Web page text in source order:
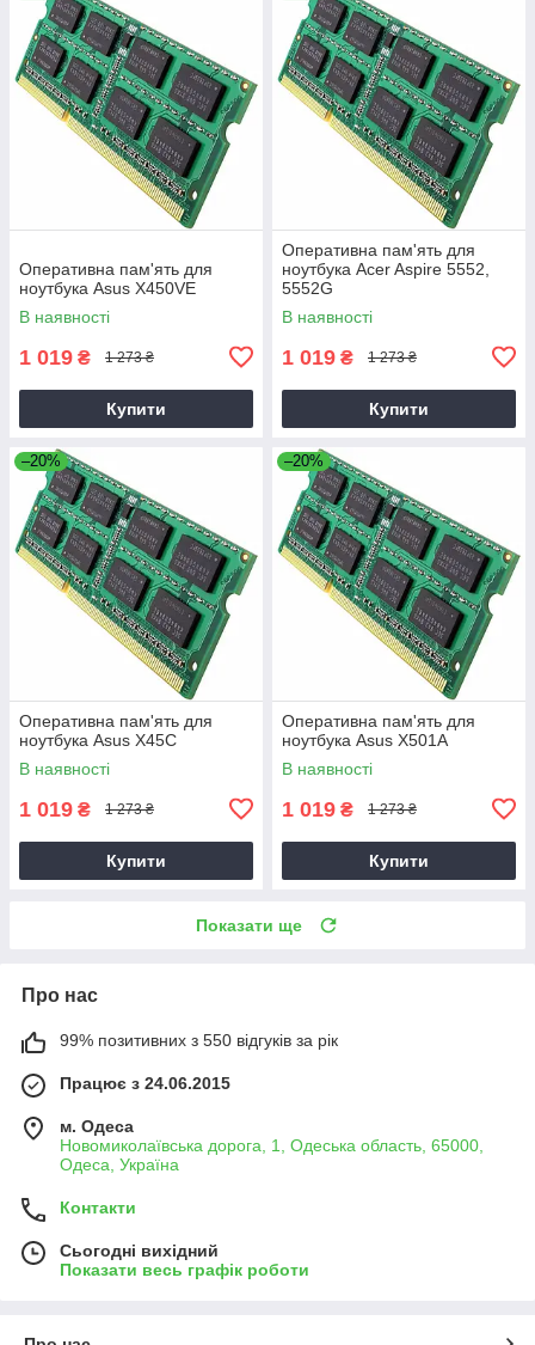
Оперативна пам'ять для
ноутбука Asus X450VE
В наявності
1 019 ₴ 1 273 ₴
Купити
Оперативна пам'ять для
ноутбука Acer Aspire 5552,
5552G
В наявності
1 019 ₴ 1 273 ₴
Купити
–20%
Оперативна пам'ять для
ноутбука Asus X45C
В наявності
1 019 ₴ 1 273 ₴
Купити
–20%
Оперативна пам'ять для
ноутбука Asus X501A
В наявності
1 019 ₴ 1 273 ₴
Купити
Показати ще
Про нас
99% позитивних з 550 відгуків за рік
Працює з 24.06.2015
м. Одеса
Новомиколаївська дорога, 1, Одеська область, 65000,
Одеса, Україна
Контакти
Сьогодні вихідний
Показати весь графік роботи